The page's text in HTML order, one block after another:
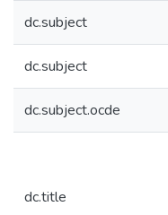
dc.subject
dc.subject
dc.subject.ocde
dc.title